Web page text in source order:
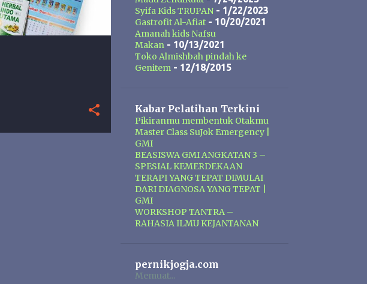
Syifa Kids TRUPAN- 1/22/2023
Gastrofit Al-Afiat- 10/20/2021
Amanah kids Nafsu
Makan - 10/13/2021
Toko Almishbah pindah ke
Genitem - 12/18/2015
Kabar Pelatihan Terkini
Pikiranmu membentuk Otakmu
Master Class SuJok Emergency |
GMI
BEASISWA GMI ANGKATAN 3 –
SPESIAL KEMERDEKAAN
TERAPI YANG TEPAT DIMULAI
DARI DIAGNOSA YANG TEPAT |
GMI
WORKSHOP TANTRA –
RAHASIA ILMU KEJANTANAN
pernikjogja.com
Memuat...